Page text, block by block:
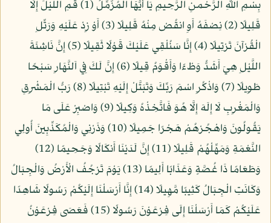
بِسْمِ اللّهِ الرَّحْمنِ الرَّحِيمِ يَا أَيُّهَا الْمُزَّمِّلُ (1) قُمِ اللَّيْلَ إِلَّا
قَلِيلًا (2) نِصْفَهُ أَوِ انقُصْ مِنْهُ قَلِيلًا (3) أَوْ زِدْ عَلَيْهِ وَرَتِّلِ
الْقُرْآنَ تَرْتِيلًا (4) إِنَّا سَنُلْقِي عَلَيْكَ قَوْلًا ثَقِيلًا (5) إِنَّ نَاشِئَةَ
اللَّيْلِ هِيَ أَشَدُّ وَطْءًا وَأَقْوَمُ قِيلًا (6) إِنَّ لَكَ فِي اَلنَّهَارِ سَبْحًا
طَوِيلًا (7) وَاذْكُرِ اسْمَ رَبِّكَ وَتَبَتَّلْ إِلَيْهِ تَبْتِيلًا (8) رَبُّ الْمَشْرِقِ
وَالْمَغْرِبِ لَا إِلَهَ إِلَّا هُوَ فَاتَّخِذْهُ وَكِيلًا (9) وَاصْبِرْ عَلَى مَا
يَقُولُونَ وَاهْجُرْهُمْ هَجْرًا جَمِيلًا (10) وَذَرْنِي وَالْمُكَذِّبِينَ أُولِي
النَّعْمَةِ وَمَهِّلْهُمْ قَلِيلًا (11) إِنَّ لَدَيْنَا أَنكَالًا وَجَحِيمًا (12)
وَطَعَامًا ذَا غُصَّةٍ وَعَذَابًا أَلِيمًا (13) يَوْمَ تَرْجُفُ الْأَرْضُ وَالْجِبَالُ
وَكَانَتِ الْجِبَالُ كَثِيبًا مَّهِيلًا (14) إِنَّا أَرْسَلْنَا إِلَيْكُمْ رَسُولًا شَاهِدًا
عَلَيْكُمْ كَمَا أَرْسَلْنَا إِلَى فِرْعَوْنَ رَسُولًا (15) فَعَصَى فِرْعَوْنُ